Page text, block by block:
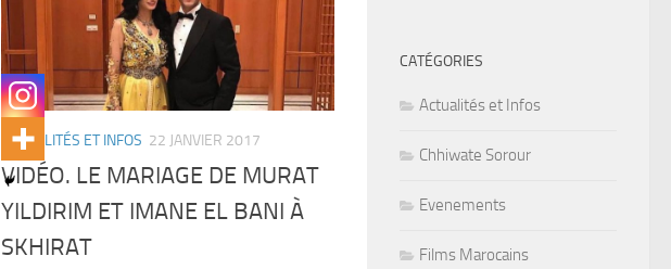
ACTUALITÉS ET INFOS 22 JANVIER 2017
VIDÉO. LE MARIAGE DE MURAT
YILDIRIM ET IMANE EL BANI À
SKHIRAT
CATÉGORIES
Actualités et Infos
Chhiwate Sorour
Evenements
Films Marocains